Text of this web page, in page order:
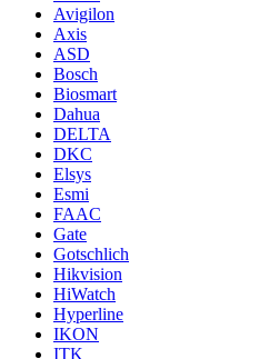
Avigilon
Axis
ASD
Bosch
Biosmart
Dahua
DELTA
DKC
Elsys
Esmi
FAAC
Gate
Gotschlich
Hikvision
HiWatch
Hyperline
IKON
ITK